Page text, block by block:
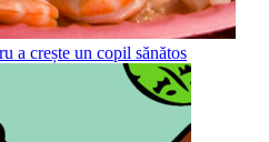
a crește un copil sănătos